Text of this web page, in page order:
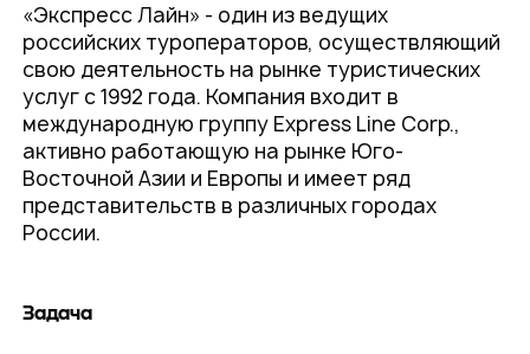
«Экспресс Лайн» - один из ведущих
российских туроператоров, осуществляющий
свою деятельность на рынке туристических
услуг с 1992 года. Компания входит в
международную группу Express Line Corp.,
активно работающую на рынке Юго-
Восточной Азии и Европы и имеет ряд
представительств в различных городах
России.
Задача